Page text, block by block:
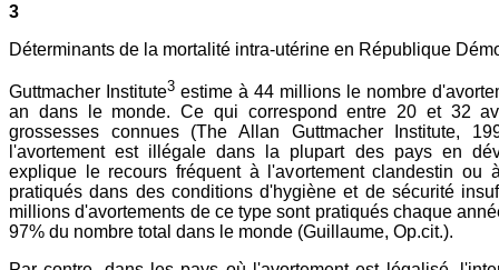
3
Déterminants de la mortalité intra-utérine en République
Guttmacher Institute3 estime à 44 millions le nombre
an dans le monde. Ce qui correspond entre 20 et 32
grossesses connues (The Allan Guttmacher Institute,
l'avortement est illégale dans la plupart des pays en
explique le recours fréquent à l'avortement clandestin ou
pratiqués dans des conditions d'hygiène et de sécurité
millions d'avortements de ce type sont pratiqués chaque
97% du nombre total dans le monde (Guillaume, Op.cit.).